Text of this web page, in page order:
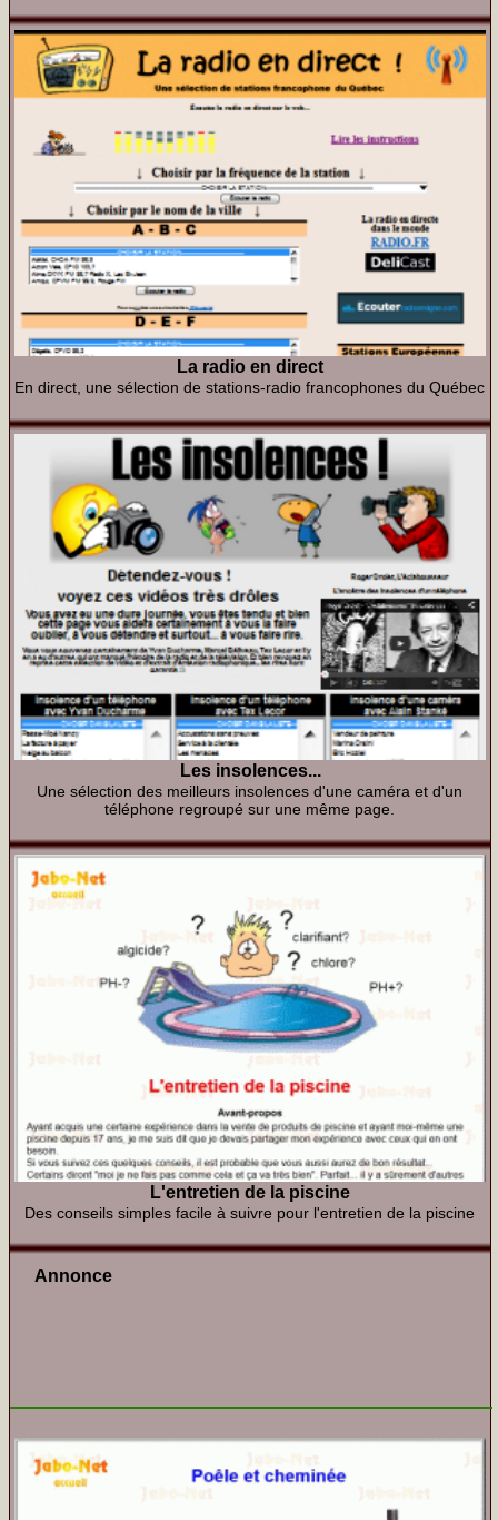
La radio en direct
En direct, une sélection de stations-radio francophones du Québec
Les insolences...
Une sélection des meilleurs insolences d'une caméra et d'un
téléphone regroupé sur une même page.
L'entretien de la piscine
Des conseils simples facile à suivre pour l'entretien de la piscine
Annonce